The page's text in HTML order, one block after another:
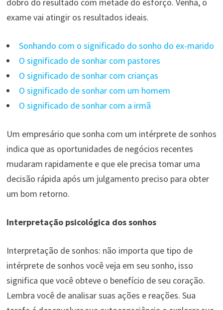
exame vai atingir os resultados ideais.
Sonhando com o significado do sonho do ex-marido
O significado de sonhar com pastores
O significado de sonhar com crianças
O significado de sonhar com um homem
O significado de sonhar com a irmã
Um empresário que sonha com um intérprete de sonhos
indica que as oportunidades de negócios recentes
mudaram rapidamente e que ele precisa tomar uma
decisão rápida após um julgamento preciso para obter
um bom retorno.
Interpretação psicológica dos sonhos
Interpretação de sonhos: não importa que tipo de
intérprete de sonhos você veja em seu sonho, isso
significa que você obteve o benefício de seu coração.
Lembra você de analisar suas ações e reações. Sua